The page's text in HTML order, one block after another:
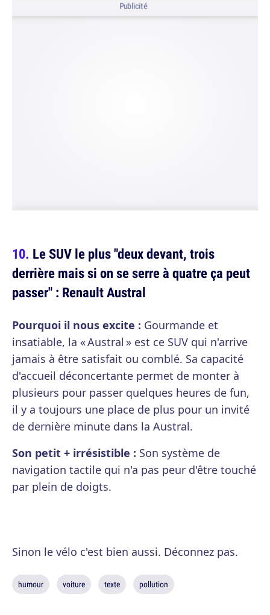
Publicité
Le SUV le plus "deux devant, trois
derrière mais si on se serre à quatre ça peut
passer" : Renault Austral
Pourquoi il nous excite : Gourmande et
insatiable, la « Austral » est ce SUV qui n'arrive
jamais à être satisfait ou comblé. Sa capacité
d'accueil déconcertante permet de monter à
plusieurs pour passer quelques heures de fun,
il y a toujours une place de plus pour un invité
de dernière minute dans la Austral.
Son petit + irrésistible : Son système de
navigation tactile qui n'a pas peur d'être touché
par plein de doigts.
Sinon le vélo c'est bien aussi. Déconnez pas.
humour voiture texte pollution